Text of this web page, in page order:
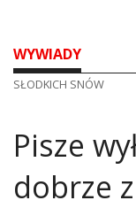
WYWIADY
SŁODKICH SNÓW
Pisze
dobrze